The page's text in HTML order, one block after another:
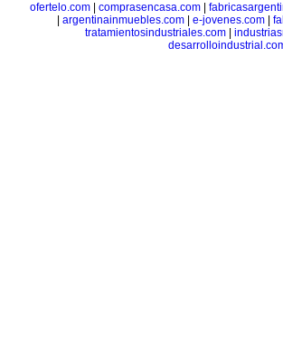
ofertelo.com| comprasencasa.com|
argentinainmuebles.com| e-jovenes.com|
tratamientosindustriales.com